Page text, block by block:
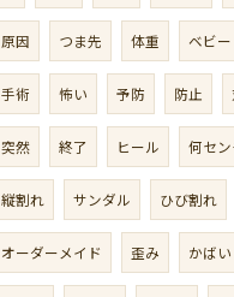
原因 つま先 体重 ベビー
手術 怖い 予防 防止
突然 終了 ヒール 何セン
縦割れ サンダル ひび割れ
オーダーメイド 歪み かばい